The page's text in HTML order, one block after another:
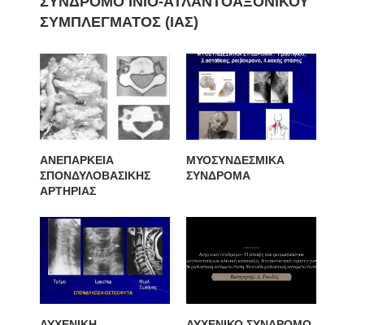
ΣΥΜΠΛΕΓΜΑΤΟΣ (ΙΑΣ)
ΑΝΕΠΑΡΚΕΙΑ
ΣΠΟΝΔΥΛΟΒΑΣΙΚΗΣ
ΑΡΤΗΡΙΑΣ
ΜΥΟΣΥΝΔΕΣΜΙΚΑ
ΣΥΝΔΡΟΜΑ